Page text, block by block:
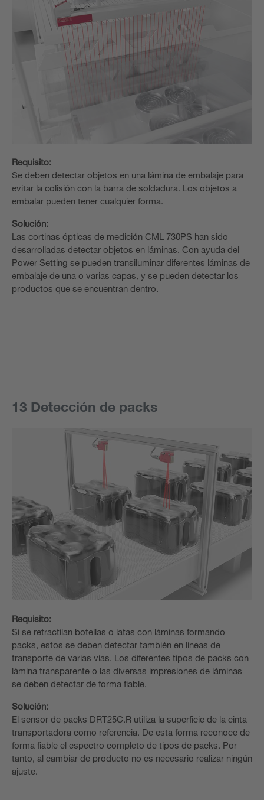
Requisito:
Se deben detectar objetos en una lámina de embalaje para
evitar la colisión con la barra de soldadura. Los objetos a
embalar pueden tener cualquier forma.
Solución:
Las cortinas ópticas de medición CML 730PS han sido
desarrolladas detectar objetos en láminas. Con ayuda del
Power Setting se pueden transiluminar diferentes láminas de
embalaje de una o varias capas, y se pueden detectar los
productos que se encuentran dentro.
13 Detección de packs
Requisito:
Si se retractilan botellas o latas con láminas formando
packs, estos se deben detectar también en líneas de
transporte de varias vías. Los diferentes tipos de packs con
lámina transparente o las diversas impresiones de láminas
se deben detectar de forma fiable.
Solución:
El sensor de packs DRT25C.R utiliza la superficie de la cinta
transportadora como referencia. De esta forma reconoce de
forma fiable el espectro completo de tipos de packs. Por
tanto, al cambiar de producto no es necesario realizar ningún
ajuste.